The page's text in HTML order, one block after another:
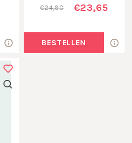
€24,90 €23,65
BESTELLEN